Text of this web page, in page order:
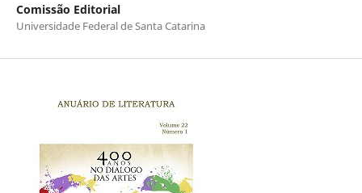
Comissão Editorial
Universidade Federal de Santa Catarina